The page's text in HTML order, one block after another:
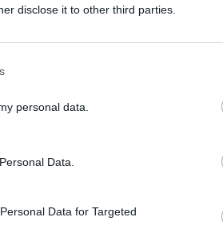
disclose it to other third parties.
personal data.
Data.
Data for Targeted